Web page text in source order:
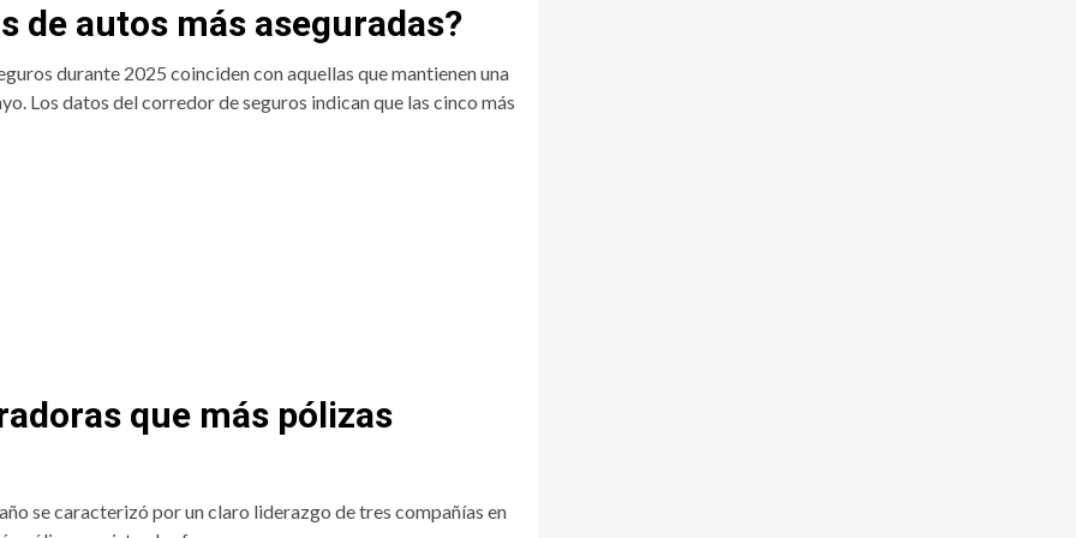
de autos más aseguradas?
durante 2025 coinciden con aquellas que mantienen una
Los datos del corredor de seguros indican que las cinco más
que más pólizas
se caracterizó por un claro liderazgo de tres compañías en